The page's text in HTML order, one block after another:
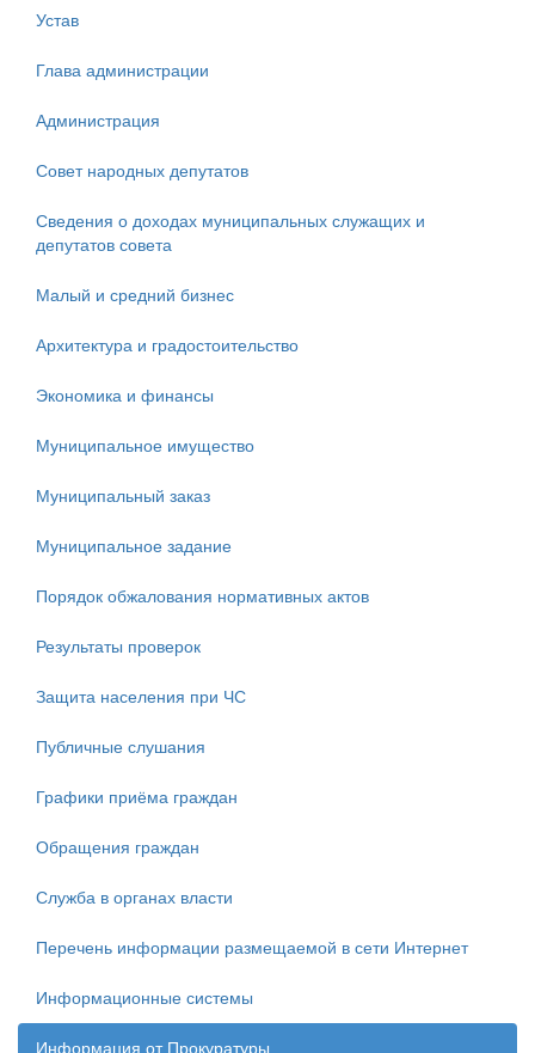
Устав
Глава администрации
Администрация
Совет народных депутатов
Сведения о доходах муниципальных служащих и
депутатов совета
Малый и средний бизнес
Архитектура и градостоительство
Экономика и финансы
Муниципальное имущество
Муниципальный заказ
Муниципальное задание
Порядок обжалования нормативных актов
Результаты проверок
Защита населения при ЧС
Публичные слушания
Графики приёма граждан
Обращения граждан
Служба в органах власти
Перечень информации размещаемой в сети Интернет
Информационные системы
Информация от Прокуратуры